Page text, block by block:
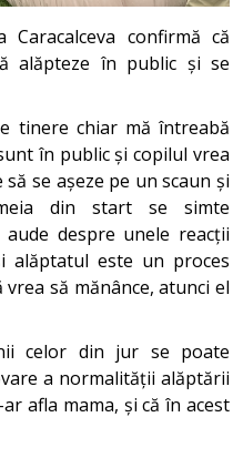
confirmă că
alăpteze în public și se
tinere chiar mă întreabă
în public și copilul vrea
se așeze pe un scaun și
din start se simte
despre unele reacții
alăptatul este un proces
să mănânce, atunci el
celor din jur se poate
a normalității alăptării
afla mama, și că în acest